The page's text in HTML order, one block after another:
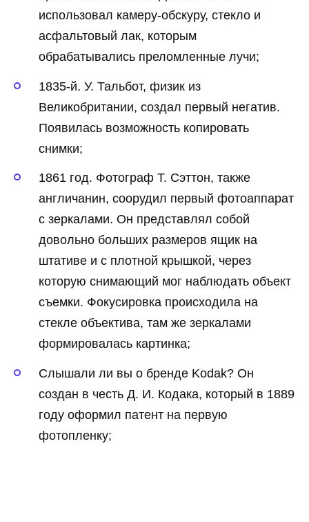
использовал камеру-обскуру, стекло и
асфальтовый лак, которым
обрабатывались преломленные лучи;
1835-й. У. Тальбот, физик из
Великобритании, создал первый негатив.
Появилась возможность копировать
снимки;
1861 год. Фотограф Т. Сэттон, также
англичанин, соорудил первый фотоаппарат
с зеркалами. Он представлял собой
довольно больших размеров ящик на
штативе и с плотной крышкой, через
которую снимающий мог наблюдать объект
съемки. Фокусировка происходила на
стекле объектива, там же зеркалами
формировалась картинка;
Слышали ли вы о бренде Kodak? Он
создан в честь Д. И. Кодака, который в 1889
году оформил патент на первую
фотопленку;